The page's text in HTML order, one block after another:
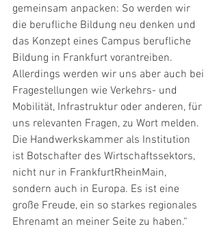
gemeinsam anpacken: So werden wir
die berufliche Bildung neu denken und
das Konzept eines Campus berufliche
Bildung in Frankfurt vorantreiben.
Allerdings werden wir uns aber auch bei
Fragestellungen wie Verkehrs- und
Mobilität, Infrastruktur oder anderen, für
uns relevanten Fragen, zu Wort melden.
Die Handwerkskammer als Institution
ist Botschafter des Wirtschaftssektors,
nicht nur in FrankfurtRheinMain,
sondern auch in Europa. Es ist eine
große Freude, ein so starkes regionales
Ehrenamt an meiner Seite zu haben.“